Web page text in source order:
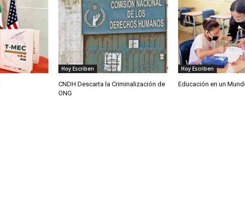
Hoy Escriben
CNDH Descarta la Criminalización de
ONG
Hoy Escriben
Educación en un